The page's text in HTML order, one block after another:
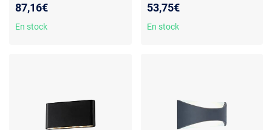
Température couleur 3000K
87,16€
En stock
100x100x100mm
53,75€
En stock